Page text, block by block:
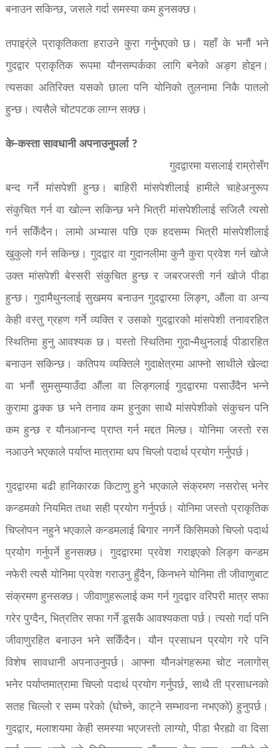
बनाउन सकिन्छ, जसले गर्दा समस्या कम हुनसक्छ।
तपाइर्ंले प्राकृतिकता हराउने कुरा गर्नुभएको छ। यहाँ के भनौं भने
गुदद्वार प्राकृतिक रूपमा यौनसम्पर्कका लागि बनेको अङ्ग होइन।
त्यसका अतिरिक्त यसको छाला पनि योनिको तुलनामा निकै पातलो
हुन्छ। त्यसैले चोटपटक लाग्न सक्छ।
के-कस्ता सावधानी अपनाउनुपर्ला ?
गुदद्वारमा यसलाई राम्रोसँग
बन्द गर्ने मांसपेशी हुन्छ। बाहिरी मांसपेशीलाई हामीले चाहेअनुरूप
संकुचित गर्न वा खोल्न सकिन्छ भने भित्री मांसपेशीलाई सजिलै त्यसो
गर्न सकिँदैन। लामो अभ्यास पछि एक हदसम्म भित्री मांसपेशीलाई
खुकुलो गर्न सकिन्छ। गुदद्वार वा गुदानलीमा कुनै कुरा प्रवेश गर्न खोजे
उक्त मांसपेशी बेस्सरी संकुचित हुन्छ र जबरजस्ती गर्न खोजे पीडा
हुन्छ। गुदामैथुनलाई सुखमय बनाउन गुदद्वारमा लिङ्ग, औंला वा अन्य
केही वस्तु ग्रहण गर्ने व्यक्ति र उसको गुदद्वारको मांसपेशी तनावरहित
स्थितिमा हुनु आवश्यक छ। यस्तो स्थितिमा गुदा-मैथुनलाई पीडारहित
बनाउन सकिन्छ। कतिपय व्यक्तिले गुदाक्षेत्रमा आफ्नो साथीले खेल्दा
वा भनौं सुमसुम्याउँदा औंला वा लिङ्गलाई गुदद्वारमा पसाउँदैन भन्ने
कुरामा ढुक्क छ भने तनाव कम हुनुका साथै मांसपेशीको संकुचन पनि
कम हुन्छ र यौनआनन्द प्राप्त गर्न मद्दत मिल्छ। योनिमा जस्तो रस
नआउने भएकाले पर्याप्त मात्रामा थप चिप्लो पदार्थ प्रयोग गर्नुपर्छ।
गुदद्वारमा बढी हानिकारक किटाणु हुने भएकाले संक्रमण नसरोस् भनेर
कन्डमको नियमित तथा सही प्रयोग गर्नुपर्छ। योनिमा जस्तो प्राकृतिक
चिप्लोपन नहुने भएकाले कन्डमलाई बिगार नगर्ने किसिमको चिप्लो पदार्थ
प्रयोग गर्नुपर्ने हुनसक्छ। गुदद्वारमा प्रवेश गराइएको लिङ्ग कन्डम
नफेरी त्यसै योनिमा प्रवेश गराउनु हुँदैन, किनभने योनिमा ती जीवाणुबाट
संक्रमण हुनसक्छ। जीवाणुहरूलाई कम गर्न गुदद्वार वरिपरी मात्र सफा
गरेर पुग्दैन, भित्रतिर सफा गर्ने डूसकै आवश्यकता पर्छ। त्यसो गर्दा पनि
जीवाणुरहित बनाउन भने सकिँदैन। यौन प्रसाधन प्रयोग गरे पनि
विशेष सावधानी अपनाउनुपर्छ। आफ्ना यौनअंगहरूमा चोट नलागोस्
भनेर पर्याप्तमात्रामा चिप्लो पदार्थ प्रयोग गर्नुपर्छ, साथै ती प्रसाधनको
सतह चिल्लो र सम्म परेको (घोच्ने, काट्ने सम्भावना नभएको) हुनुपर्छ।
गुदद्वार, मलाशयमा केही समस्या भएजस्तो लाग्यो, पीडा भैरह्यो वा दिसा